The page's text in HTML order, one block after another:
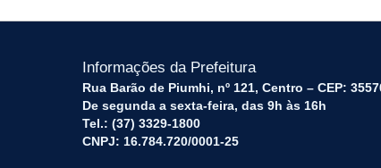
Informações da Prefeitura
Rua Barão de Piumhi, nº 121, Centro – CEP:
De segunda a sexta-feira, das 9h às 16h
Tel.: (37) 3329-1800
CNPJ: 16.784.720/0001-25